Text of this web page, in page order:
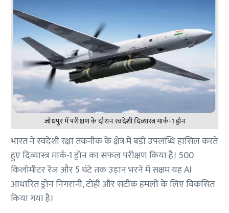
जोधपुर में परीक्षण के दौरान स्वदेशी दिव्यास्त्र मार्क-1 ड्रोन
भारत ने स्वदेशी रक्षा तकनीक के क्षेत्र में बड़ी उपलब्धि हासिल करते
हुए दिव्यास्त्र मार्क-1 ड्रोन का सफल परीक्षण किया है। 500
किलोमीटर रेंज और 5 घंटे तक उड़ान भरने में सक्षम यह AI
आधारित ड्रोन निगरानी, टोही और सटीक हमलों के लिए विकसित
किया गया है।